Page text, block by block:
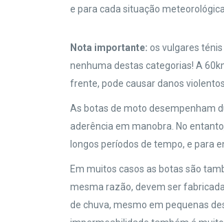
e para cada situação
Nota importante: os vulgares
nenhuma destas categorias! A
frente, pode causar danos
As botas de moto desempenham
aderência em manobra. No
longos períodos de tempo, e para
Em muitos casos as botas são
mesma razão, devem ser
de chuva, mesmo em pequenas